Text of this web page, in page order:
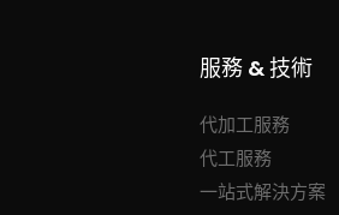
服務 & 技術
代加工服務
代工服務
一站式解決方案